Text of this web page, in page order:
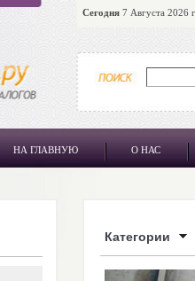
Сегодня 7 Августа 2026
НА ГЛАВНУЮ О НАС
Категории